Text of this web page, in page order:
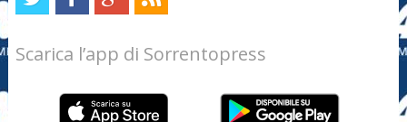
Scarica l’app di Sorrentopress